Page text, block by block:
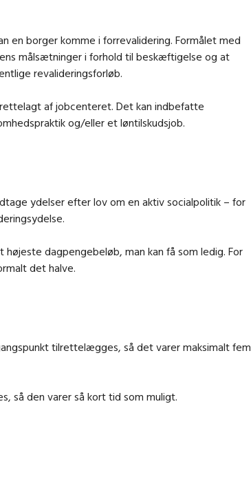
en borger komme i forrevalidering. Formålet med
målsætninger i forhold til beskæftigelse og at
revalideringsforløb.
af jobcenteret. Det kan indbefatte
og/eller et løntilskudsjob.
ydelser efter lov om en aktiv socialpolitik – for
højeste dagpengebeløb, man kan få som ledig. For
det halve.
tilrettelægges, så det varer maksimalt fem
så den varer så kort tid som muligt.